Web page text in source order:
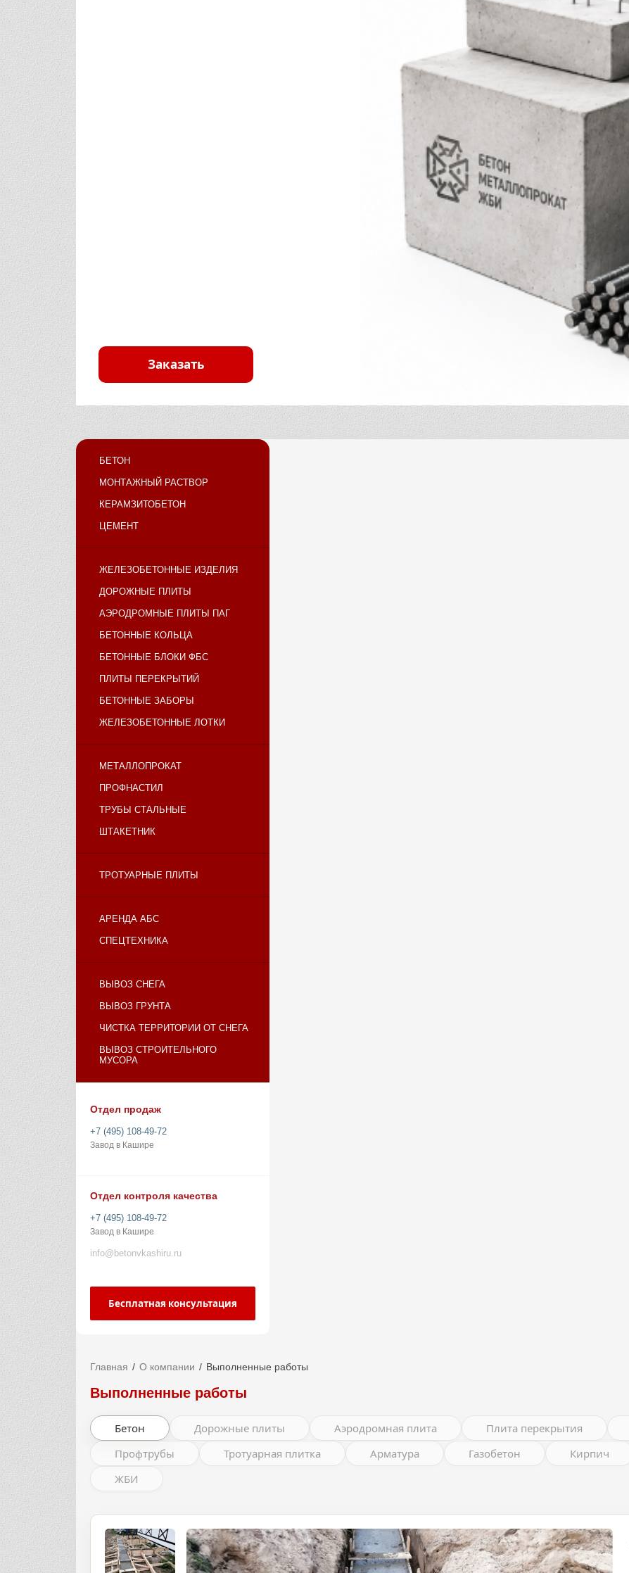
Заказать
БЕТОН
МОНТАЖНЫЙ РАСТВОР
КЕРАМЗИТОБЕТОН
ЦЕМЕНТ
ЖЕЛЕЗОБЕТОННЫЕ ИЗДЕЛИЯ
ДОРОЖНЫЕ ПЛИТЫ
АЭРОДРОМНЫЕ ПЛИТЫ ПАГ
БЕТОННЫЕ КОЛЬЦА
БЕТОННЫЕ БЛОКИ ФБС
ПЛИТЫ ПЕРЕКРЫТИЙ
БЕТОННЫЕ ЗАБОРЫ
ЖЕЛЕЗОБЕТОННЫЕ ЛОТКИ
МЕТАЛЛОПРОКАТ
ПРОФНАСТИЛ
ТРУБЫ СТАЛЬНЫЕ
ШТАКЕТНИК
ТРОТУАРНЫЕ ПЛИТЫ
АРЕНДА АБС
СПЕЦТЕХНИКА
ВЫВОЗ СНЕГА
ВЫВОЗ ГРУНТА
ЧИСТКА ТЕРРИТОРИИ ОТ СНЕГА
ВЫВОЗ СТРОИТЕЛЬНОГО
МУСОРА
Отдел продаж
+7 (495) 108-49-72
Завод в Кашире
Отдел контроля качества
+7 (495) 108-49-72
Завод в Кашире
info@betonvkashiru.ru
Бесплатная консультация
Главная О компании Выполненные работы
Выполненные работы
Бетон Дорожные плиты Аэродромная плита Плита перекрытия
Профтрубы
Тротуарная плитка Арматура Газобетон Кирпич
ЖБИ